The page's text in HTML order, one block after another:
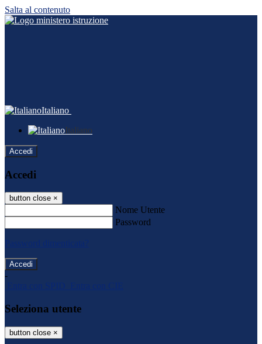
Salta al contenuto
Italiano
Italiano
Accedi
Accedi
button close ×
Nome Utente
Password
Password dimenticata?
-
Entra con SPID
Entra con CIE
Seleziona utente
button close ×